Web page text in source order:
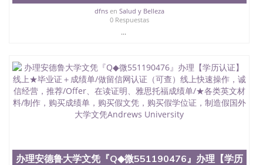
dfnsen Salud y Belleza
0 Respuestas
...
办理安德鲁大学文凭『Q◆微551190476』办理【学历